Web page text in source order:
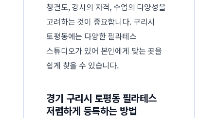
청결도, 강사의 자격, 수업의 다양성을
고려하는 것이 중요합니다. 구리시
토평동에는 다양한 필라테스
스튜디오가 있어 본인에게 맞는 곳을
쉽게 찾을 수 있습니다.
경기 구리시 토평동 필라테스
저렴하게 등록하는 방법